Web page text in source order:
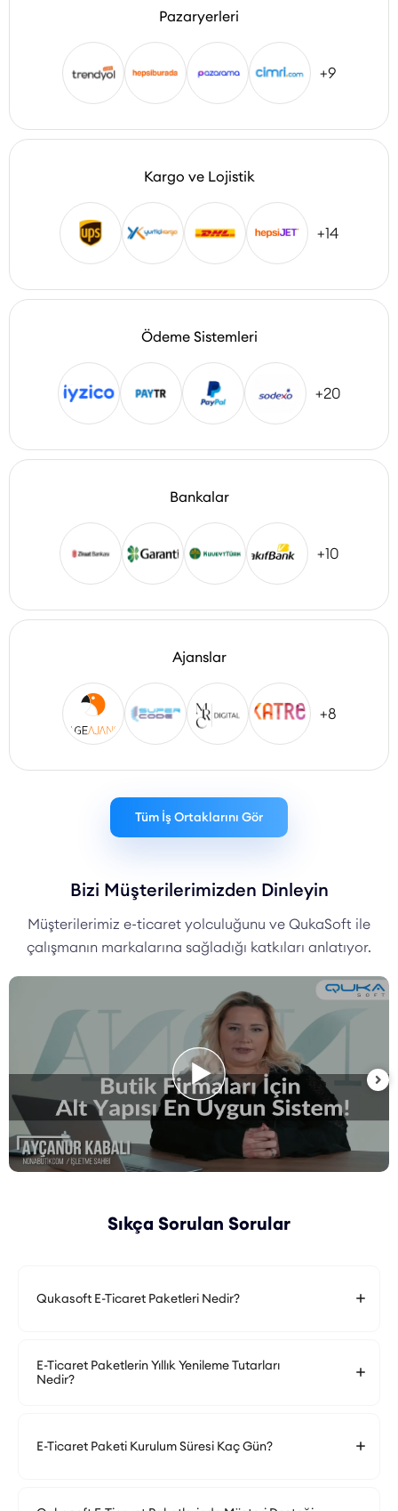
Pazaryerleri
+9
Kargo ve Lojistik
+14
Ödeme Sistemleri
+20
Bankalar
+10
Ajanslar
+8
Tüm İş Ortaklarını Gör
Bizi Müşterilerimizden Dinleyin
Müşterilerimiz e-ticaret yolculuğunu ve QukaSoft ile
çalışmanın markalarına sağladığı katkıları anlatıyor.
Sıkça Sorulan Sorular
Qukasoft E-Ticaret Paketleri Nedir?
E-Ticaret Paketlerin Yıllık Yenileme Tutarları
Nedir?
E-Ticaret Paketi Kurulum Süresi Kaç Gün?